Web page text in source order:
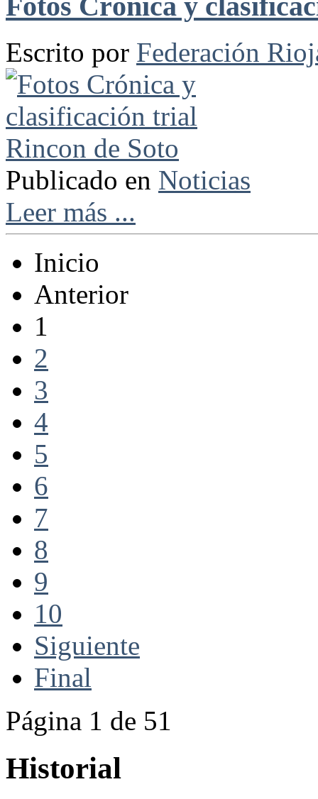
Escrito por Federación
Publicado en Noticias
Leer más ...
Inicio
Anterior
1
2
3
4
5
6
7
8
9
10
Siguiente
Final
Página 1 de 51
Historial